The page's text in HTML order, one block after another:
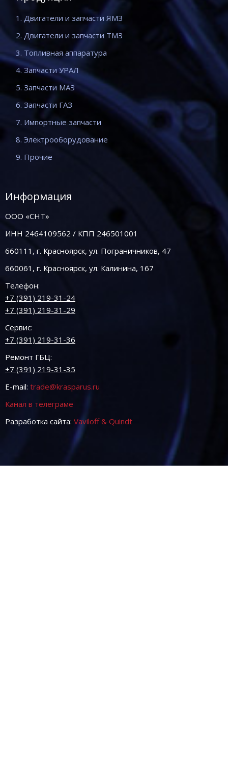
1. Двигатели и запчасти ЯМЗ
2. Двигатели и запчасти ТМЗ
3. Топливная аппаратура
4. Запчасти УРАЛ
5. Запчасти МАЗ
6. Запчасти ГАЗ
7. Импортные запчасти
8. Электрооборудование
9. Прочие
Информация
ООО «СНТ»
ИНН 2464109562 / КПП 246501001
660111, г. Красноярск, ул. Пограничников, 47
660061, г. Красноярск, ул. Калинина, 167
Телефон:
+7 (391) 219-31-24
+7 (391) 219-31-29
Сервис:
+7 (391) 219-31-36
Ремонт ГБЦ:
+7 (391) 219-31-35
E-mail: trade@krasparus.ru
Канал в телеграме
Разработка сайта: Vaviloff & Quindt